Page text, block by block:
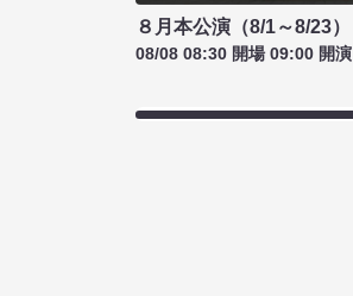
８月本公演（8/1～8/23）
08/08 08:30 開場 09:00 開演